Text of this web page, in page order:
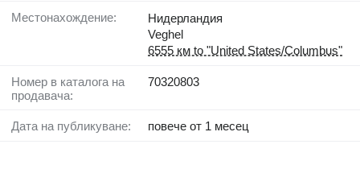
Местонахождение:
Нидерландия
Veghel
6555 км to "United States/Columbus"
Номер в каталога на
продавача:
70320803
Дата на публикуване: повече от 1 месец